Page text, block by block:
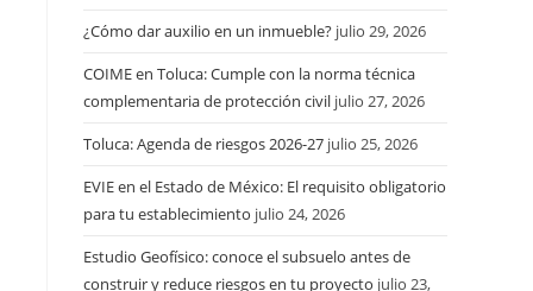
¿Cómo dar auxilio en un inmueble? julio 29, 2026
COIME en Toluca: Cumple con la norma técnica
complementaria de protección civil julio 27, 2026
Toluca: Agenda de riesgos 2026-27 julio 25, 2026
EVIE en el Estado de México: El requisito obligatorio
para tu establecimiento julio 24, 2026
Estudio Geofísico: conoce el subsuelo antes de
construir y reduce riesgos en tu proyecto julio 23,